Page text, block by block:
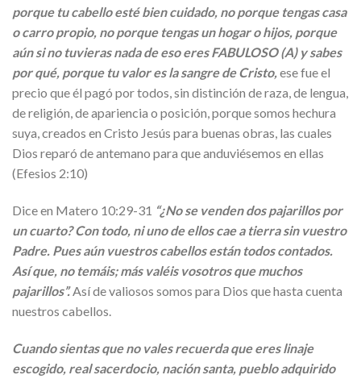
porque tu cabello esté bien cuidado, no porque tengas casa
o carro propio, no porque tengas un hogar o hijos, porque
aún si no tuvieras nada de eso eres FABULOSO (A) y sabes
por qué, porque tu valor es la sangre de Cristo,ese fue el
precio que él pagó por todos, sin distinción de raza, de lengua,
de religión, de apariencia o posición, porque somos hechura
suya, creados en Cristo Jesús para buenas obras, las cuales
Dios reparó de antemano para que anduviésemos en ellas
(Efesios 2:10)
Dice en Matero 10:29-31 “¿No se venden dos pajarillos por
un cuarto? Con todo, ni uno de ellos cae a tierra sin vuestro
Padre. Pues aún vuestros cabellos están todos contados.
Así que, no temáis; más valéis vosotros que muchos
pajarillos”.Así de valiosos somos para Dios que hasta cuenta
nuestros cabellos.
Cuando sientas que no vales recuerda que eres linaje
escogido, real sacerdocio, nación santa, pueblo adquirido